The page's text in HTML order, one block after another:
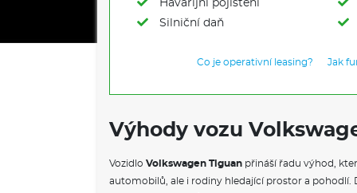
Havarijní pojištění
Silniční daň
Co je operativní leasing? Jak
Výhody vozu
Vozidlo Volkswagen Tiguan přináší řadu výhod,
automobilů, ale i rodiny hledající prostor a pohodlí.